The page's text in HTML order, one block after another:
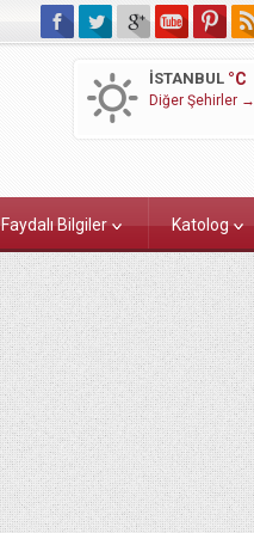
İSTANBUL °C
Diğer Şehirler →
Faydalı Bilgiler Katolog